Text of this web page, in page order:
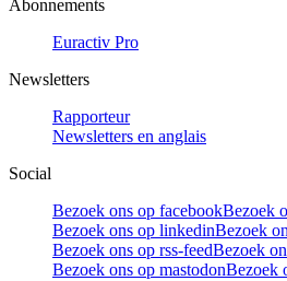
Abonnements
Euractiv Pro
Newsletters
Rapporteur
Newsletters en anglais
Social
Bezoek ons op facebookBezoek
Bezoek ons op linkedinBezoek
Bezoek ons op rss-feedBezoek
Bezoek ons op mastodonBezoek